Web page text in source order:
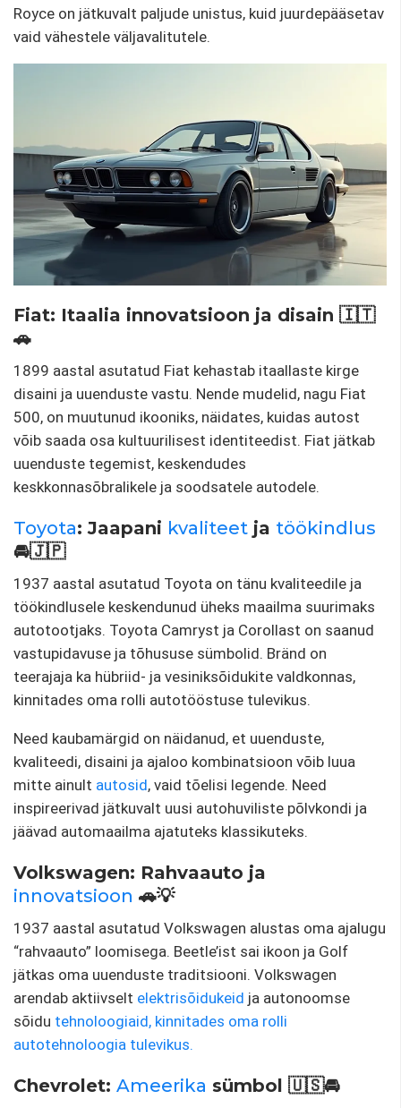
Royce on jätkuvalt paljude unistus, kuid juurdepääsetav
vaid vähestele väljavalitutele.
Fiat: Itaalia innovatsioon ja disain 🇮🇹
🚗
1899 aastal asutatud Fiat kehastab itaallaste kirge
disaini ja uuenduste vastu. Nende mudelid, nagu Fiat
500, on muutunud ikooniks, näidates, kuidas autost
võib saada osa kultuurilisest identiteedist. Fiat jätkab
uuenduste tegemist, keskendudes
keskkonnasõbralikele ja soodsatele autodele.
Toyota: Jaapani kvaliteet ja töökindlus
🚘🇯🇵
1937 aastal asutatud Toyota on tänu kvaliteedile ja
töökindlusele keskendunud üheks maailma suurimaks
autotootjaks. Toyota Camryst ja Corollast on saanud
vastupidavuse ja tõhususe sümbolid. Bränd on
teerajaja ka hübriid- ja vesiniksõidukite valdkonnas,
kinnitades oma rolli autotööstuse tulevikus.
Need kaubamärgid on näidanud, et uuenduste,
kvaliteedi, disaini ja ajaloo kombinatsioon võib luua
mitte ainult autosid, vaid tõelisi legende. Need
inspireerivad jätkuvalt uusi autohuviliste põlvkondi ja
jäävad automaailma ajatuteks klassikuteks.
Volkswagen: Rahvaauto ja
innovatsioon 🚗💡
1937 aastal asutatud Volkswagen alustas oma ajalugu
“rahvaauto” loomisega. Beetle’ist sai ikoon ja Golf
jätkas oma uuenduste traditsiooni. Volkswagen
arendab aktiivselt elektrisõidukeid ja autonoomse
sõidu tehnoloogiaid, kinnitades oma rolli
autotehnoloogia tulevikus.
Chevrolet: Ameerika sümbol 🇺🇸🚘